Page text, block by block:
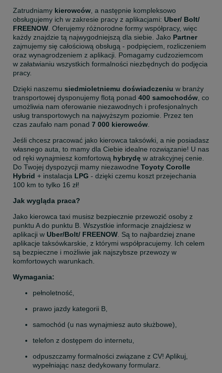
Zatrudniamy kierowców, a następnie kompleksowo
obsługujemy ich w zakresie pracy z aplikacjami: Uber/ Bolt/
FREENOW. Oferujemy różnorodne formy współpracy, więc
każdy znajdzie tą najwygodniejszą dla siebie. Jako Partner
zajmujemy się całościową obsługą - podpięciem, rozliczeniem
oraz wynagrodzeniem z aplikacji. Pomagamy cudzoziemcom
w załatwianiu wszystkich formalności niezbędnych do podjęcia
pracy.
Dzięki naszemu siedmioletniemu doświadczeniu w branży
transportowej dysponujemy flotą ponad 400 samochodów, co
umożliwia nam oferowanie niezawodnych i profesjonalnych
usług transportowych na najwyższym poziomie. Przez ten
czas zaufało nam ponad 7 000 kierowców.
Jeśli chcesz pracować jako kierowca taksówki, a nie posiadasz
własnego auta, to mamy dla Ciebie idealne rozwiązanie! U nas
od ręki wynajmiesz komfortową hybrydę w atrakcyjnej cenie.
Do Twojej dyspozycji mamy niezawodne Toyoty Corolle
Hybrid + instalacja LPG - dzięki czemu koszt przejechania
100 km to tylko 16 zł!
Jak wygląda praca?
Jako kierowca taxi musisz bezpiecznie przewozić osoby z
punktu A do punktu B. Wszystkie informacje znajdziesz w
aplikacji w Uber/Bolt/ FREENOW. Są to najbardziej znane
aplikacje taksówkarskie, z którymi współpracujemy. Ich celem
są bezpieczne i możliwie jak najszybsze przewozy w
komfortowych warunkach.
Wymagania:
pełnoletność,
prawo jazdy kategorii B,
samochód (u nas wynajmiesz auto służbowe),
telefon z dostępem do internetu,
odpuszczamy formalności związane z CV! Aplikuj,
wypełniając nasz dedykowany formularz.